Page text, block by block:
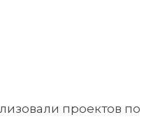
проектов по